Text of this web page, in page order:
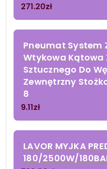
271.20zł
Pneumat System
Wtykowa Kątowa
Sztucznego Do
Zewnętrzny
8
9.11zł
LAVOR MYJKA
180/2500W/